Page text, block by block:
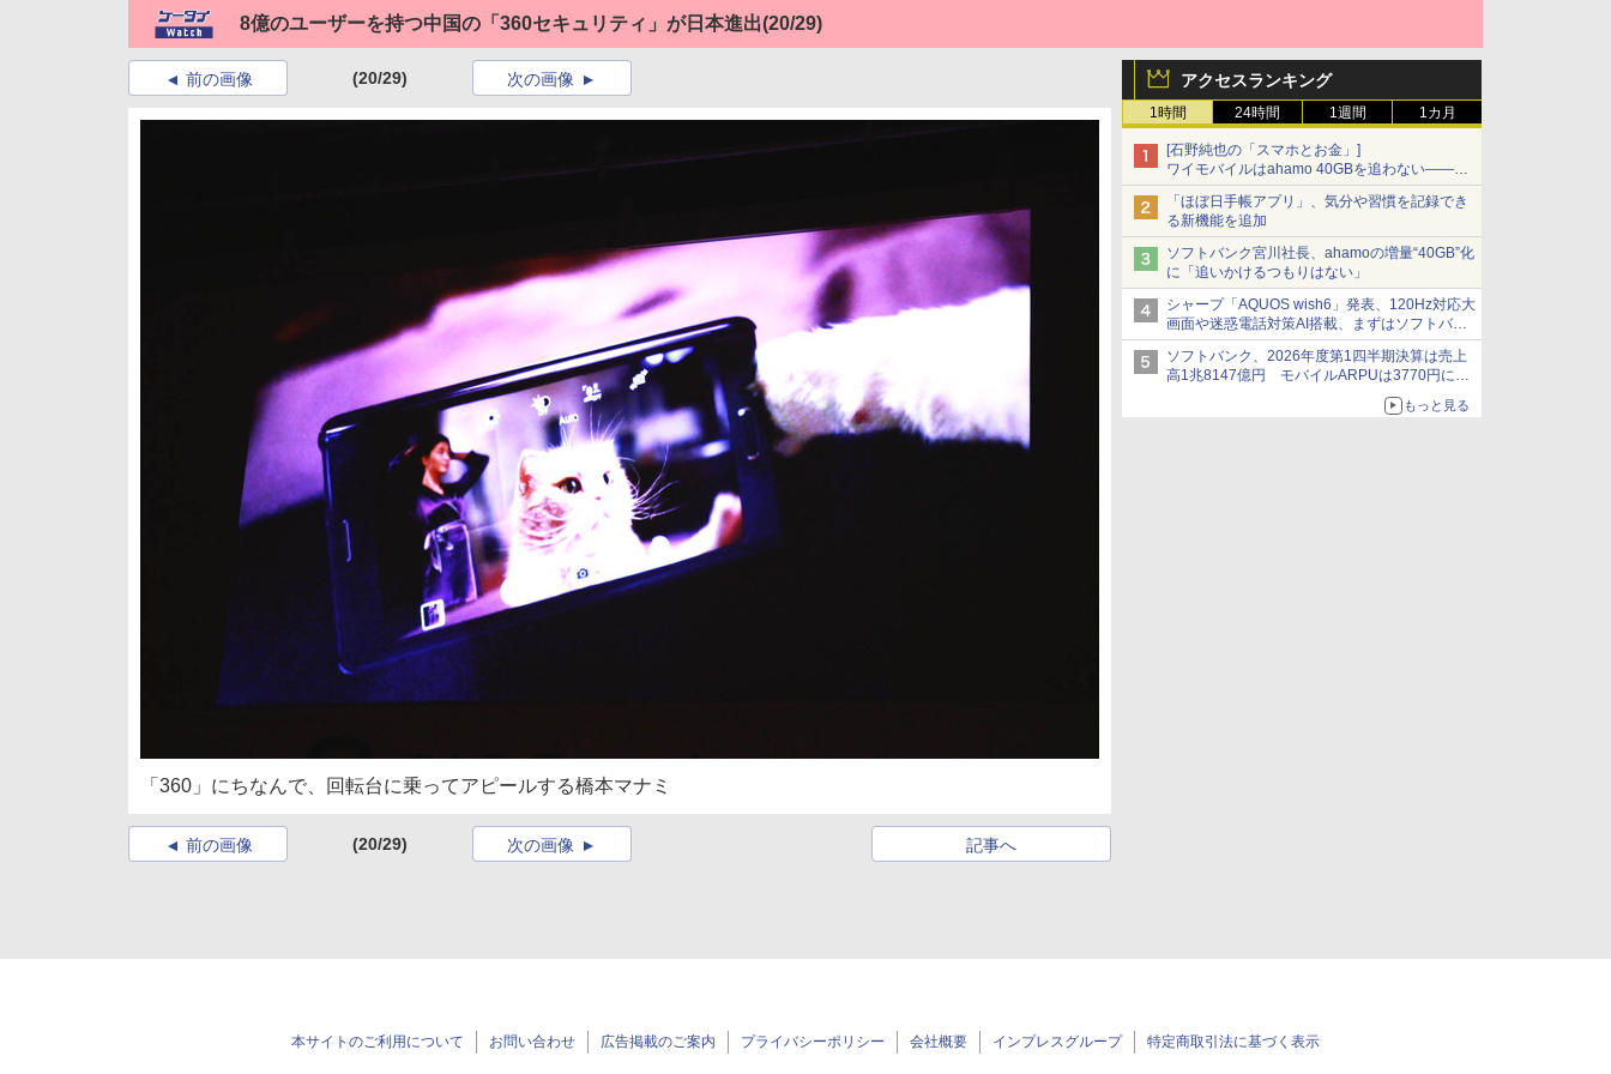
8億のユーザーを持つ中国の「360セキュリティ」が日本進出(20/29)
アクセスランキング
1時間 24時間 1週間 1カ月
[石野純也の「スマホとお金」]
ワイモバイルはahamo 40GBを追わない――単
身向け「超おトク割」の安さと1年限定の注意
「ほぼ日手帳アプリ」、気分や習慣を記録でき
る新機能を追加
ソフトバンク宮川社長、ahamoの増量“40GB”化
に「追いかけるつもりはない」
シャープ「AQUOS wish6」発表、120Hz対応大
画面や迷惑電話対策AI搭載、まずはソフトバン
クの法人向け
ソフトバンク、2026年度第1四半期決算は売上
高1兆8147億円 モバイルARPUは3770円に上
もっと見る
前の画像 (20/29) 次の画像
「360」にちなんで、回転台に乗ってアピールする橋本マナミ
前の画像 (20/29) 記事へ
次の画像
本サイトのご利用について お問い合わせ 広告掲載のご案内 プライバシーポリシー 会社概要 インプレスグループ 特定商取引法に基づく表示